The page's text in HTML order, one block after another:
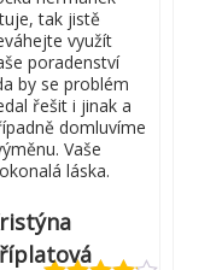
tak jistě
využít
poradenství
by se problém
řešit i jinak a
domluvíme
Vaše
láska.